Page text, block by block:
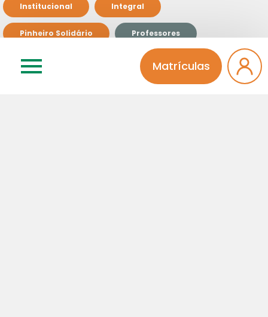
Matrículas
Institucional Integral
Pinheiro Solidário Professores
Sem categoria